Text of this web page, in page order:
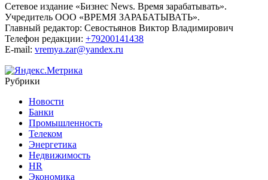
Сетевое издание «Бизнес News. Время зарабатывать».
Учредитель ООО «ВРЕМЯ ЗАРАБАТЫВАТЬ».
Главный редактор: Севостьянов Виктор Владимирович
Телефон редакции: +79200141438
E-mail: vremya.zar@yandex.ru
Рубрики
Новости
Банки
Промышленность
Телеком
Энергетика
Недвижимость
HR
Экономика